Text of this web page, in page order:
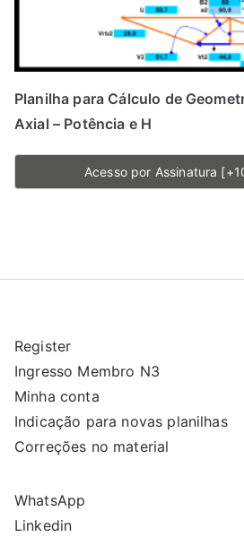
Planilha para Cálculo de
Axial – Potência e H
Acesso por Assinatura
Register
Ingresso Membro N3
Minha conta
Indicação para novas planilhas
Correções no material
WhatsApp
Linkedin